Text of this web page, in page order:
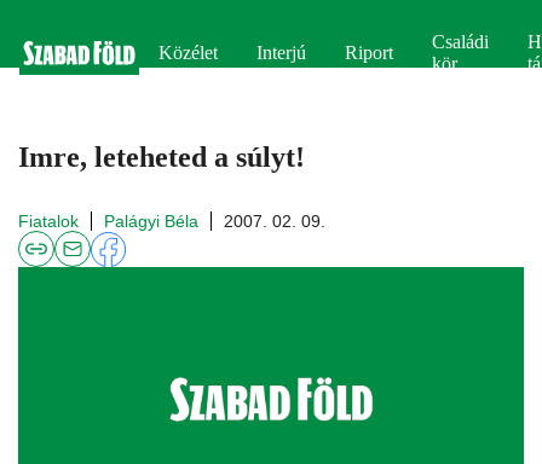
Közélet Interjú Riport
Családi
kör
Imre, leteheted a súlyt!
Fiatalok Palágyi Béla 2007. 02. 09.